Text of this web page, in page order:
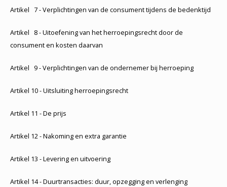
Artikel 7 - Verplichtingen van de consument tijdens de bedenktijd
Artikel 8 - Uitoefening van het herroepingsrecht door de
consument en kosten daarvan
Artikel 9 - Verplichtingen van de ondernemer bij herroeping
Artikel 10 - Uitsluiting herroepingsrecht
Artikel 11 - De prijs
Artikel 12 - Nakoming en extra garantie
Artikel 13 - Levering en uitvoering
Artikel 14 - Duurtransacties: duur, opzegging en verlenging